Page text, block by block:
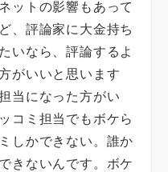
ットの影響もあって
、評論家に大金持ち
いなら、評論するよ
がいいと思います
当になった方がい
コミ担当でもボケら
しかできない。誰か
きないんです。ボケ